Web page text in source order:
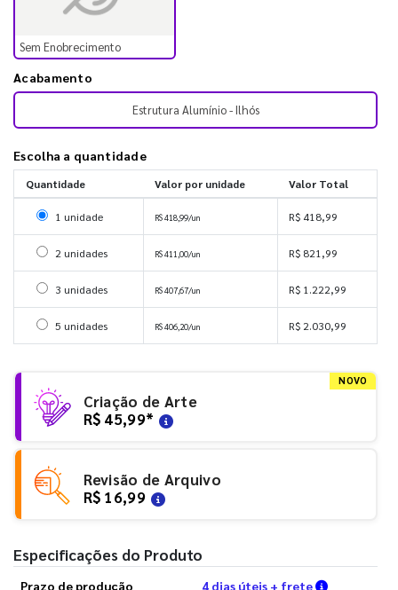
Sem Enobrecimento
Acabamento
Estrutura Alumínio - Ilhós
Escolha a quantidade
Quantidade Valor por unidade Valor Total
Selecionar 1 unidade
1 unidade R$ 418,99/un R$ 418,99
Selecionar 2 unidades
2 unidades R$ 411,00/un R$ 821,99
Selecionar 3 unidades
3 unidades R$ 407,67/un R$ 1.222,99
Selecionar 5 unidades
5 unidades R$ 406,20/un R$ 2.030,99
NOVO
Criação de Arte
R$ 45,99*
Revisão de Arquivo
R$ 16,99
Especificações do Produto
Prazo de produção 4 dias úteis + frete Verifique